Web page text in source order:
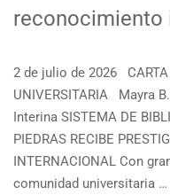
reconocimiento
2 de julio de 2026 CARTA
UNIVERSITARIA Mayra
Interina SISTEMA DE
PIEDRAS RECIBE
INTERNACIONAL Con
comunidad universitaria …